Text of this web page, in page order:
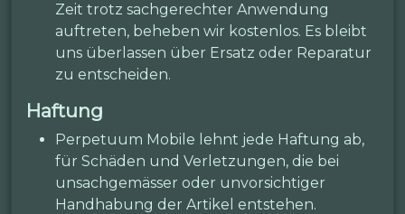
Zeit trotz sachgerechter Anwendung
auftreten, beheben wir kostenlos. Es bleibt
uns überlassen über Ersatz oder Reparatur
zu entscheiden.
Haftung
Perpetuum Mobile lehnt jede Haftung ab,
für Schäden und Verletzungen, die bei
unsachgemässer oder unvorsichtiger
Handhabung der Artikel entstehen.